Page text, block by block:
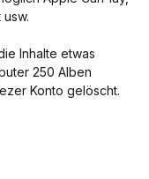
Inhalte etwas
250 Alben
Konto gelöscht.